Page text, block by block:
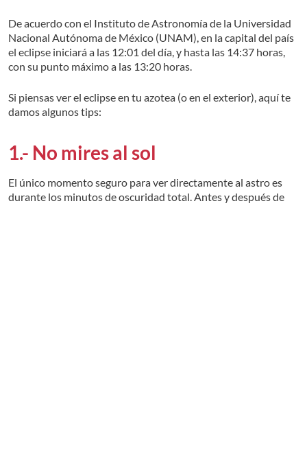
De acuerdo con el Instituto de Astronomía de la Universidad
Nacional Autónoma de México (UNAM), en la capital del país
el eclipse iniciará a las 12:01 del día, y hasta las 14:37 horas,
con su punto máximo a las 13:20 horas.
Si piensas ver el eclipse en tu azotea (o en el exterior), aquí te
damos algunos tips:
1.- No mires al sol
El único momento seguro para ver directamente al astro es
durante los minutos de oscuridad total. Antes y después de